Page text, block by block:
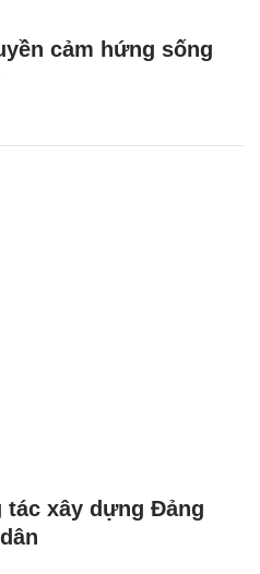
cảm hứng sống
tác xây dựng Đảng